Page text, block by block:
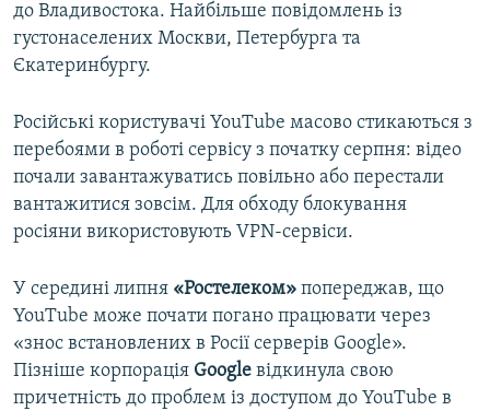
до Владивостока. Найбільше повідомлень із
густонаселених Москви, Петербурга та
Єкатеринбургу.
Російські користувачі YouTube масово стикаються з
перебоями в роботі сервісу з початку серпня: відео
почали завантажуватись повільно або перестали
вантажитися зовсім. Для обходу блокування
росіяни використовують VPN-сервіси.
У середині липня «Ростелеком» попереджав, що
YouTube може почати погано працювати через
«знос встановлених в Росії серверів Google».
Пізніше корпорація Google відкинула свою
причетність до проблем із доступом до YouTube в